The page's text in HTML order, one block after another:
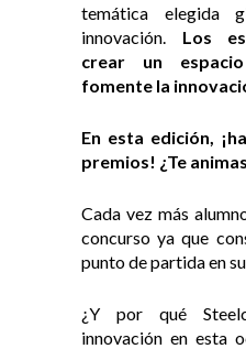
temática
innovación. Los
crear un
fomente la
En esta edición,
premios! ¿Te
Cada vez más
concurso ya que
punto de partida en
¿Y por qué
innovación en esta